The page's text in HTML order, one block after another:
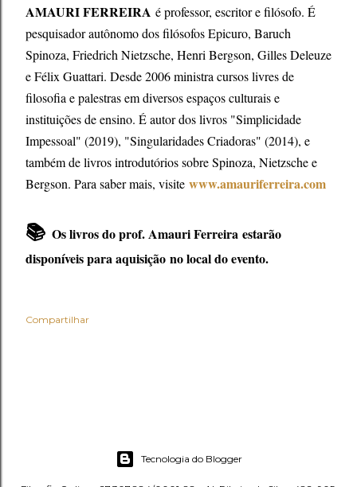
AMAURI FERREIRA é professor, escritor e filósofo. É
pesquisador autônomo dos filósofos Epicuro, Baruch
Spinoza, Friedrich Nietzsche, Henri Bergson, Gilles Deleuze
e Félix Guattari. Desde 2006 ministra cursos livres de
filosofia e palestras em diversos espaços culturais e
instituições de ensino. É autor dos livros "Simplicidade
Impessoal" (2019), "Singularidades Criadoras" (2014), e
também de livros introdutórios sobre Spinoza, Nietzsche e
Bergson. Para saber mais, visite www.amauriferreira.com
📚 Os livros do prof. Amauri Ferreira estarão
disponíveis para aquisição no local do evento.
Compartilhar
Tecnologia do Blogger